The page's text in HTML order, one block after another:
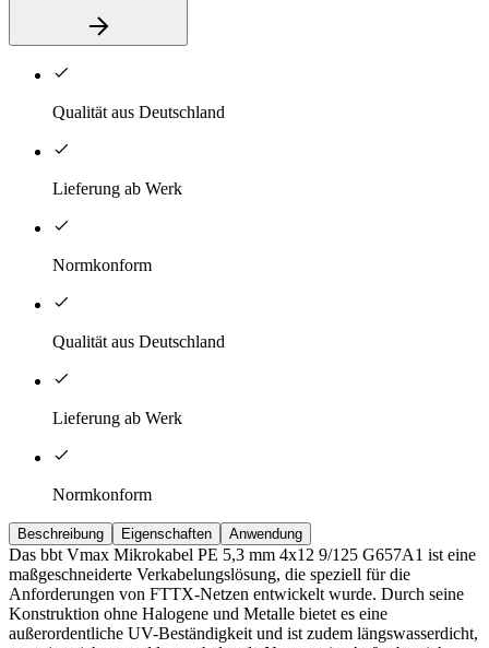
Qualität aus Deutschland
Lieferung ab Werk
Normkonform
Qualität aus Deutschland
Lieferung ab Werk
Normkonform
Beschreibung Eigenschaften Anwendung
Das bbt Vmax Mikrokabel PE 5,3 mm 4x12 9/125 G657A1 ist eine
maßgeschneiderte Verkabelungslösung, die speziell für die
Anforderungen von FTTX-Netzen entwickelt wurde. Durch seine
Konstruktion ohne Halogene und Metalle bietet es eine
außerordentliche UV-Beständigkeit und ist zudem längswasserdicht,